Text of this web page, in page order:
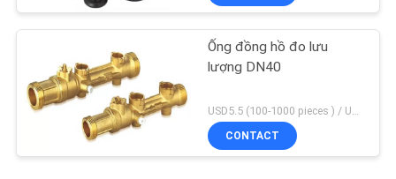
Ống đồng hồ đo lưu
lượng DN40
USD5.5 (100-1000 pieces ) / USD4.95 (>1000 pieces) MOQ:100 miếng
CONTACT